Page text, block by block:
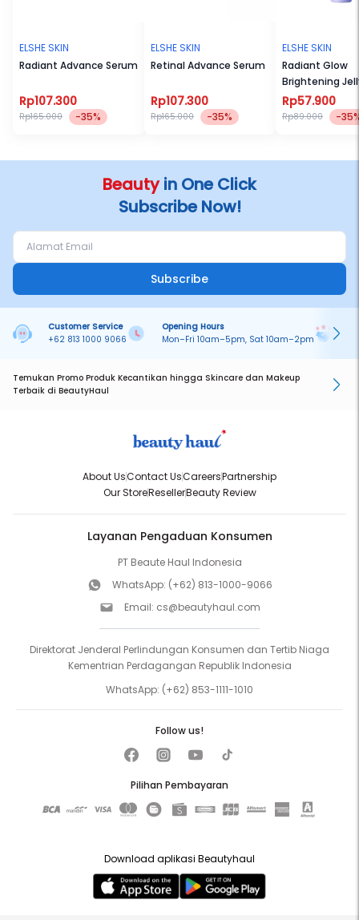
ELSHE SKIN
Radiant Advance Serum
Rp107.300
Rp165.000 -35%
ELSHE SKIN
Retinal Advance Serum
Rp107.300
Rp165.000 -35%
ELSHE SKIN
Radiant Glow
Brightening
Cleanser
Rp57.900
Rp89.000 -
Beautyin One Click
Subscribe Now!
Subscribe
Customer Service
+62 813 1000 9066
Opening Hours
Mon–Fri 10am–5pm, Sat 10am–2pm
Temukan Promo Produk Kecantikan hingga Skincare dan Makeup
Terbaik di BeautyHaul
About UsContact UsCareersPartnership
Our StoreResellerBeauty Review
Layanan Pengaduan Konsumen
PT Beaute Haul Indonesia
WhatsApp: (+62) 813-1000-9066
Email: cs@beautyhaul.com
Direktorat Jenderal Perlindungan Konsumen dan Tertib Niaga
Kementrian Perdagangan Republik Indonesia
WhatsApp: (+62) 853-1111-1010
Pilihan Pembayaran
Follow us!
Download aplikasi Beautyhaul